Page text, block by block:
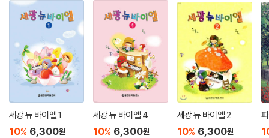
세광 뉴 바이엘 1
10% 6,300원
세광 뉴 바이엘 4
10% 6,300원
세광 뉴 바이엘 2
10% 6,300원